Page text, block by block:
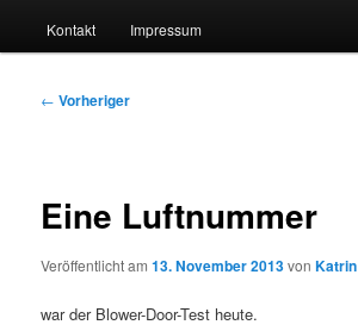
Kontakt Impressum
Beitragsnavigation
← Vorheriger
Eine Luftnummer
Veröffentlicht am13. November 2013vonKatrin
war der Blower-Door-Test heute.